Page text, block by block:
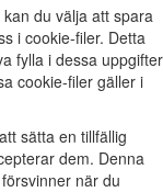
du välja att spara
i cookie-filer. Detta
fylla i dessa uppgifter
cookie-filer gäller i
sätta en tillfällig
dem. Denna
när du